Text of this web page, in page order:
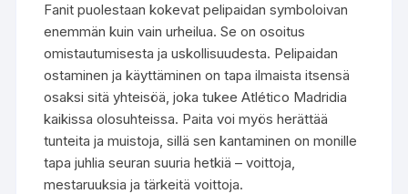
Fanit puolestaan kokevat pelipaidan symboloivan
enemmän kuin vain urheilua. Se on osoitus
omistautumisesta ja uskollisuudesta. Pelipaidan
ostaminen ja käyttäminen on tapa ilmaista itsensä
osaksi sitä yhteisöä, joka tukee Atlético Madridia
kaikissa olosuhteissa. Paita voi myös herättää
tunteita ja muistoja, sillä sen kantaminen on monille
tapa juhlia seuran suuria hetkiä – voittoja,
mestaruuksia ja tärkeitä voittoja.